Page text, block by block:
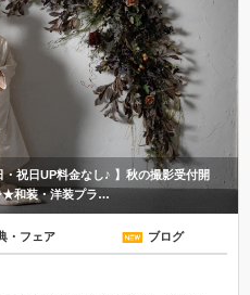
・祝日UP料金なし♪ 】秋の撮影受付開
★和装・洋装プラ…
・フェア ブログ